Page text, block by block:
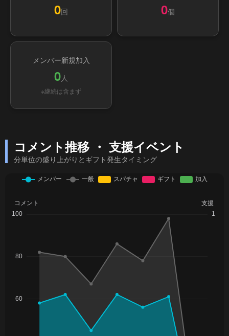
0回 0個
メンバー新規加入
0人
※継続は含まず
コメント推移 ・ 支援イベント
分単位の盛り上がりとギフト発生タイミング